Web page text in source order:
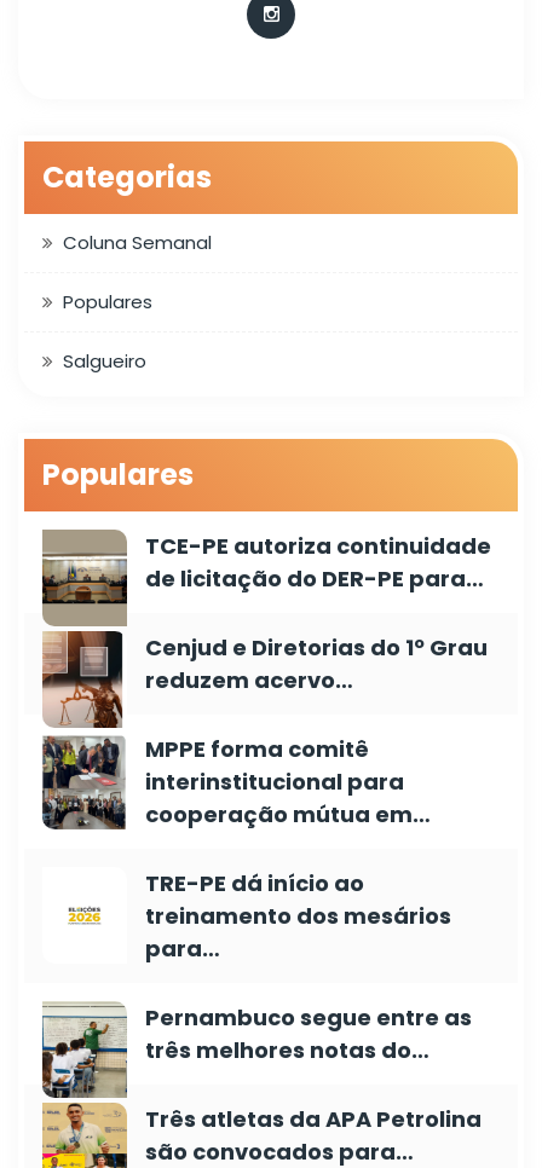
Categorias
Coluna Semanal
Populares
Salgueiro
Populares
TCE-PE autoriza continuidade
de licitação do DER-PE para…
Cenjud e Diretorias do 1º Grau
reduzem acervo…
MPPE forma comitê
interinstitucional para
cooperação mútua em…
TRE-PE dá início ao
treinamento dos mesários
para…
Pernambuco segue entre as
três melhores notas do…
Três atletas da APA Petrolina
são convocados para…